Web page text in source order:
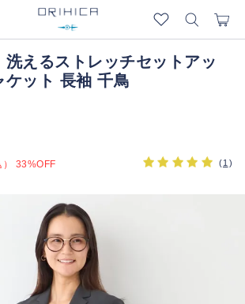
洗えるストレッチセットアッ
ケット 長袖 千鳥
） 33%OFF (1 )